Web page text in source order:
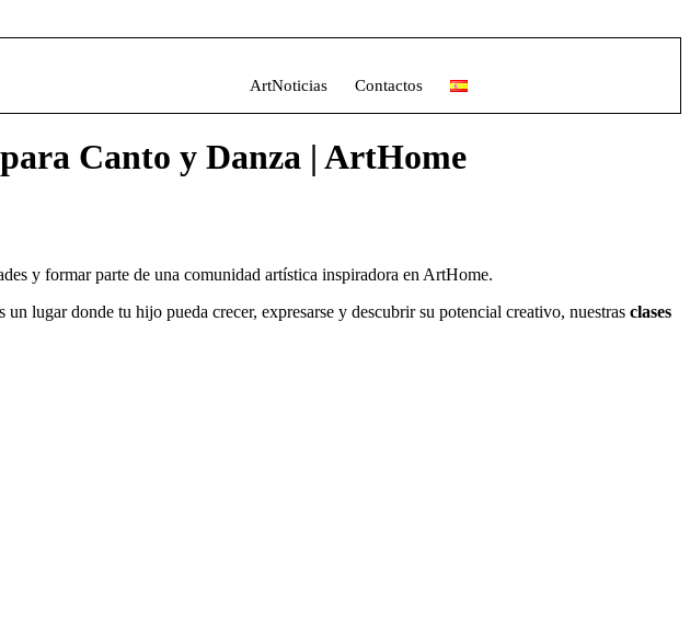
ArtNoticias Contactos
Canto y Danza | ArtHome
y formar parte de una comunidad artística inspiradora en ArtHome.
lugar donde tu hijo pueda crecer, expresarse y descubrir su potencial creativo, nuestras clases